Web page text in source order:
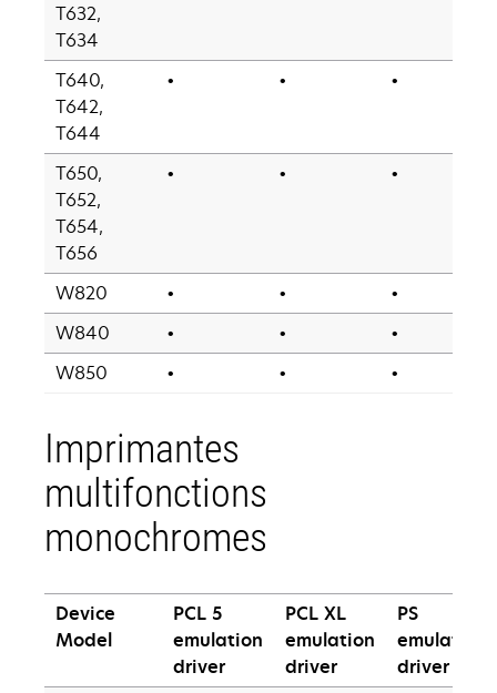
T632,
T634
T640,
T642,
T644
• • •
T650,
T652,
T654,
T656
• • •
W820 • •
•
W840
• •
•
W850
• • •
Imprimantes
multifonctions
monochromes
Device
Model
PCL 5
emulation
driver
PCL XL
emulation
driver
PS
emulation
driver